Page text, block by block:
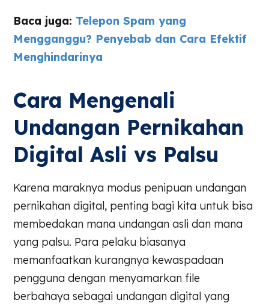
Baca juga: Telepon Spam yang
Mengganggu? Penyebab dan Cara Efektif
Menghindarinya
Cara Mengenali
Undangan Pernikahan
Digital Asli vs Palsu
Karena maraknya modus penipuan undangan
pernikahan digital, penting bagi kita untuk bisa
membedakan mana undangan asli dan mana
yang palsu. Para pelaku biasanya
memanfaatkan kurangnya kewaspadaan
pengguna dengan menyamarkan file
berbahaya sebagai undangan digital yang